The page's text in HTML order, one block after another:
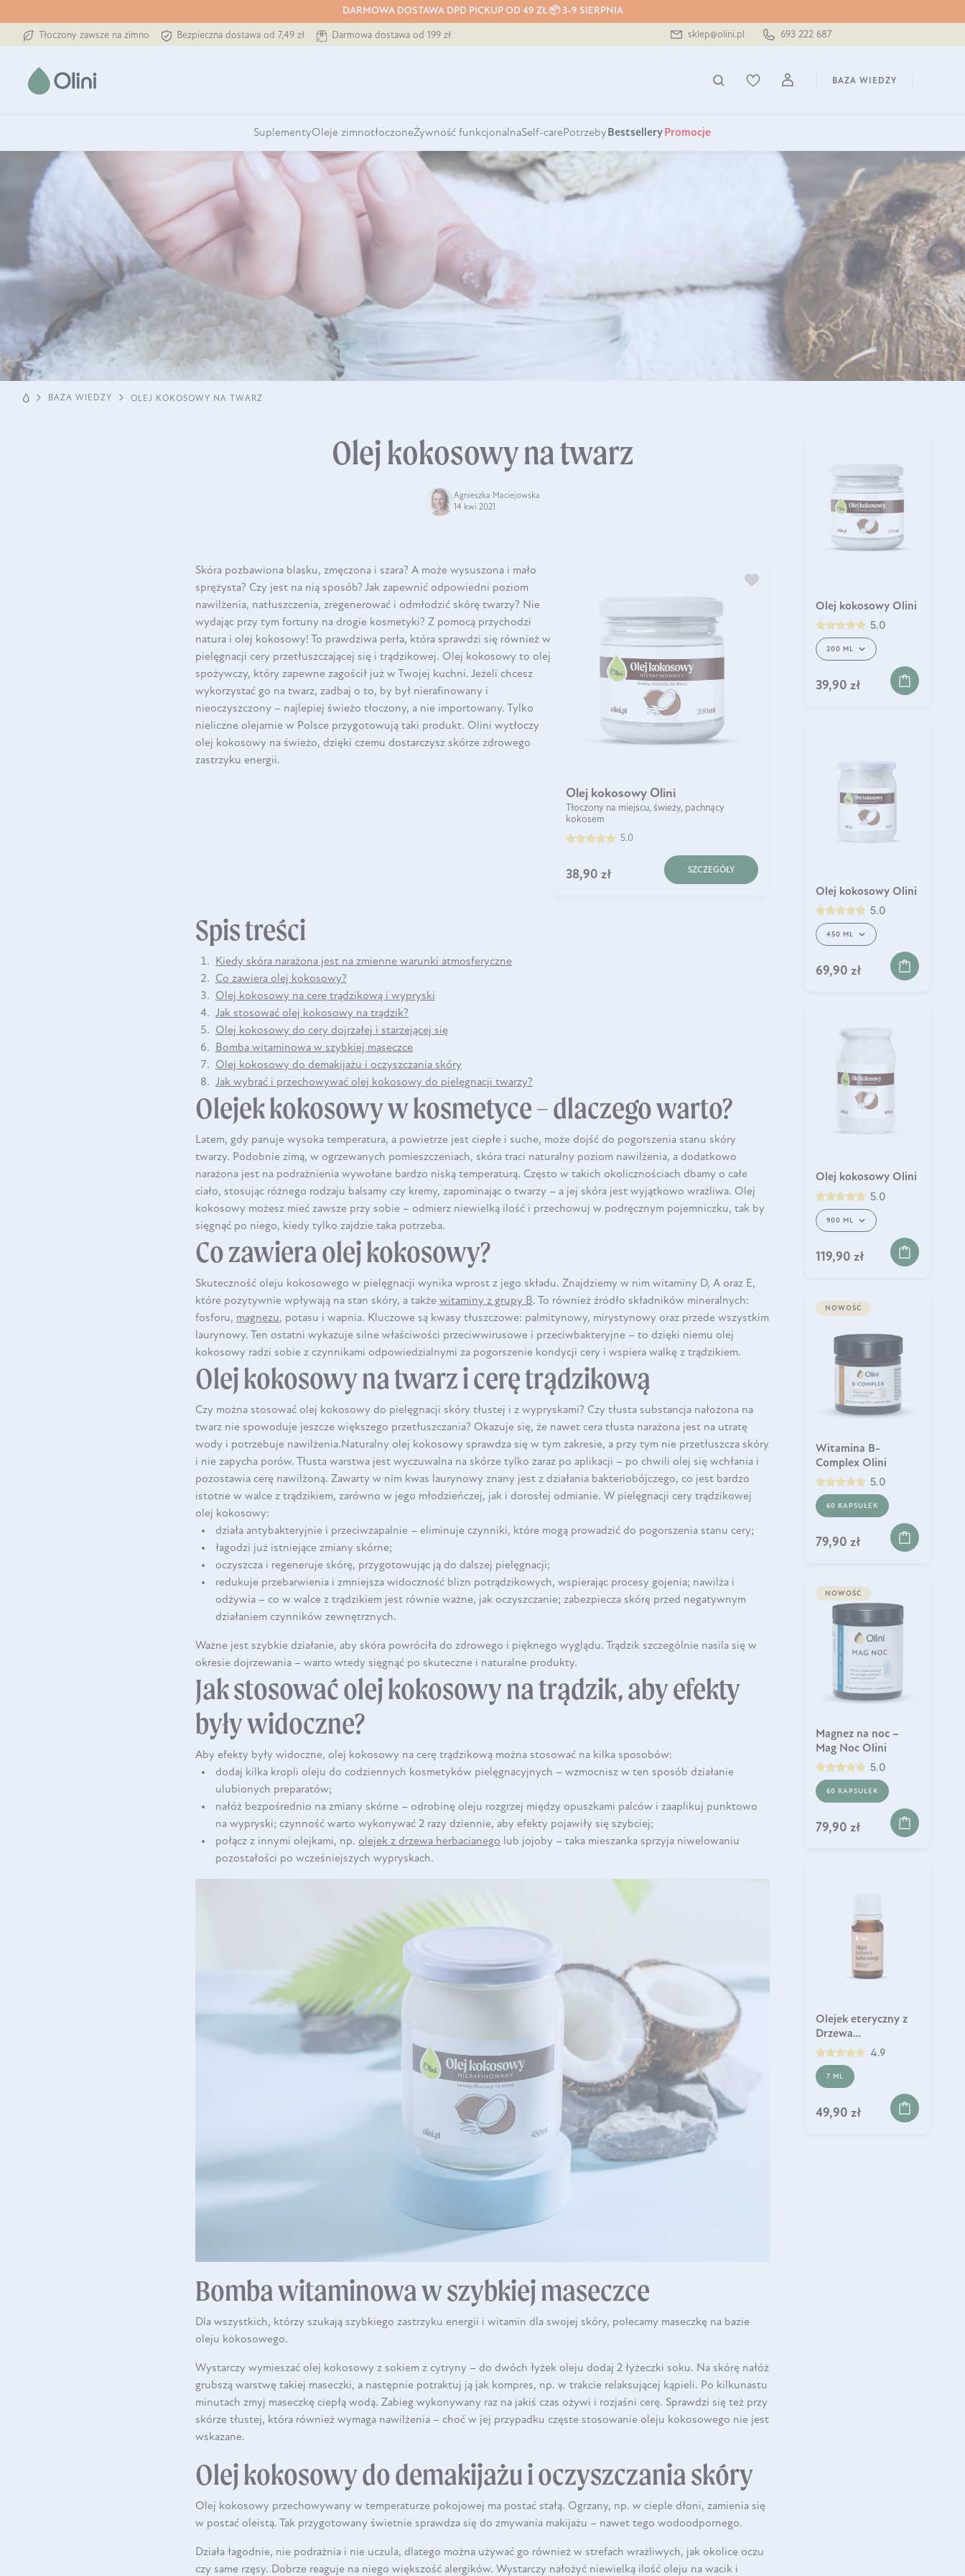
DARMOWA DOSTAWA DPD PICKUP OD 49 ZŁ 📦 3-9 SIERPNIA
Tłoczony zawsze na zimno Bezpieczna dostawa od 7,49 zł Darmowa dostawa od 199 zł sklep@olini.pl 693 222 687
BAZA WIEDZY
SuplementyOleje zimnotłoczoneŻywność funkcjonalnaSelf-carePotrzeby Bestsellery Promocje
BAZA WIEDZY OLEJ KOKOSOWY NA TWARZ
Olej kokosowy na twarz
Agnieszka Maciejowska
14 kwi 2021
Olej kokosowy Olini
5.0
200 ML
39,90 zł
Olej kokosowy Olini
5.0
450 ML
69,90 zł
Olej kokosowy Olini
5.0
900 ML
119,90 zł
NOWOŚĆ
Witamina B-
Complex Olini
5.0
60 KAPSUŁEK
79,90 zł
DO KOSZYKA
NOWOŚĆ
Magnez na noc –
Mag Noc Olini
5.0
60 KAPSUŁEK
79,90 zł
DO KOSZYKA
Olejek eteryczny z
Drzewa
Herbacianego Olini
4.9
7 ML
49,90 zł
DO KOSZYKA
Skóra pozbawiona blasku, zmęczona i szara? A może wysuszona i mało
sprężysta? Czy jest na nią sposób? Jak zapewnić odpowiedni poziom
nawilżenia, natłuszczenia, zregenerować i odmłodzić skórę twarzy? Nie
wydając przy tym fortuny na drogie kosmetyki? Z pomocą przychodzi
natura i olej kokosowy! To prawdziwa perła, która sprawdzi się również w
pielęgnacji cery przetłuszczającej się i trądzikowej. Olej kokosowy to olej
spożywczy, który zapewne zagościł już w Twojej kuchni. Jeżeli chcesz
wykorzystać go na twarz, zadbaj o to, by był nierafinowany i
nieoczyszczony – najlepiej świeżo tłoczony, a nie importowany. Tylko
nieliczne olejarnie w Polsce przygotowują taki produkt. Olini wytłoczy
olej kokosowy na świeżo, dzięki czemu dostarczysz skórze zdrowego
zastrzyku energii.
Olej kokosowy Olini
Tłoczony na miejscu, świeży, pachnący
kokosem
5.0
38,90 zł SZCZEGÓŁY
Spis treści
Kiedy skóra narażona jest na zmienne warunki atmosferyczne
Co zawiera olej kokosowy?
Olej kokosowy na cerę trądzikową i wypryski
Jak stosować olej kokosowy na trądzik?
Olej kokosowy do cery dojrzałej i starzejącej się
Bomba witaminowa w szybkiej maseczce
Olej kokosowy do demakijażu i oczyszczania skóry
Jak wybrać i przechowywać olej kokosowy do pielęgnacji twarzy?
Olejek kokosowy w kosmetyce – dlaczego warto?
Latem, gdy panuje wysoka temperatura, a powietrze jest ciepłe i suche, może dojść do pogorszenia stanu skóry
twarzy. Podobnie zimą, w ogrzewanych pomieszczeniach, skóra traci naturalny poziom nawilżenia, a dodatkowo
narażona jest na podrażnienia wywołane bardzo niską temperaturą. Często w takich okolicznościach dbamy o całe
ciało, stosując różnego rodzaju balsamy czy kremy, zapominając o twarzy – a jej skóra jest wyjątkowo wrażliwa. Olej
kokosowy możesz mieć zawsze przy sobie – odmierz niewielką ilość i przechowuj w podręcznym pojemniczku, tak by
sięgnąć po niego, kiedy tylko zajdzie taka potrzeba.
Co zawiera olej kokosowy?
Skuteczność oleju kokosowego w pielęgnacji wynika wprost z jego składu. Znajdziemy w nim witaminy D, A oraz E,
które pozytywnie wpływają na stan skóry, a także witaminy z grupy B. To również źródło składników mineralnych:
fosforu, magnezu, potasu i wapnia. Kluczowe są kwasy tłuszczowe: palmitynowy, mirystynowy oraz przede wszystkim
laurynowy. Ten ostatni wykazuje silne właściwości przeciwwirusowe i przeciwbakteryjne – to dzięki niemu olej
kokosowy radzi sobie z czynnikami odpowiedzialnymi za pogorszenie kondycji cery i wspiera walkę z trądzikiem.
Olej kokosowy na twarz i cerę trądzikową
Czy można stosować olej kokosowy do pielęgnacji skóry tłustej i z wypryskami? Czy tłusta substancja nałożona na
twarz nie spowoduje jeszcze większego przetłuszczania? Okazuje się, że nawet cera tłusta narażona jest na utratę
wody i potrzebuje nawilżenia.Naturalny olej kokosowy sprawdza się w tym zakresie, a przy tym nie przetłuszcza skóry
i nie zapycha porów. Tłusta warstwa jest wyczuwalna na skórze tylko zaraz po aplikacji – po chwili olej się wchłania i
pozostawia cerę nawilżoną. Zawarty w nim kwas laurynowy znany jest z działania bakteriobójczego, co jest bardzo
istotne w walce z trądzikiem, zarówno w jego młodzieńczej, jak i dorosłej odmianie. W pielęgnacji cery trądzikowej
olej kokosowy:
działa antybakteryjnie i przeciwzapalnie – eliminuje czynniki, które mogą prowadzić do pogorszenia stanu cery;
łagodzi już istniejące zmiany skórne;
oczyszcza i regeneruje skórę, przygotowując ją do dalszej pielęgnacji;
redukuje przebarwienia i zmniejsza widoczność blizn potrądzikowych, wspierając procesy gojenia; nawilża i
odżywia – co w walce z trądzikiem jest równie ważne, jak oczyszczanie; zabezpiecza skórę przed negatywnym
działaniem czynników zewnętrznych.
Ważne jest szybkie działanie, aby skóra powróciła do zdrowego i pięknego wyglądu. Trądzik szczególnie nasila się w
okresie dojrzewania – warto wtedy sięgnąć po skuteczne i naturalne produkty.
Jak stosować olej kokosowy na trądzik, aby efekty
były widoczne?
Aby efekty były widoczne, olej kokosowy na cerę trądzikową można stosować na kilka sposobów:
dodaj kilka kropli oleju do codziennych kosmetyków pielęgnacyjnych – wzmocnisz w ten sposób działanie
ulubionych preparatów;
nałóż bezpośrednio na zmiany skórne – odrobinę oleju rozgrzej między opuszkami palców i zaaplikuj punktowo
na wypryski; czynność warto wykonywać 2 razy dziennie, aby efekty pojawiły się szybciej;
połącz z innymi olejkami, np. olejek z drzewa herbacianego lub jojoby – taka mieszanka sprzyja niwelowaniu
pozostałości po wcześniejszych wypryskach.
Bomba witaminowa w szybkiej maseczce
Dla wszystkich, którzy szukają szybkiego zastrzyku energii i witamin dla swojej skóry, polecamy maseczkę na bazie
oleju kokosowego.
Wystarczy wymieszać olej kokosowy z sokiem z cytryny – do dwóch łyżek oleju dodaj 2 łyżeczki soku. Na skórę nałóż
grubszą warstwę takiej maseczki, a następnie potraktuj ją jak kompres, np. w trakcie relaksującej kąpieli. Po kilkunastu
minutach zmyj maseczkę ciepłą wodą. Zabieg wykonywany raz na jakiś czas ożywi i rozjaśni cerę. Sprawdzi się też przy
skórze tłustej, która również wymaga nawilżenia – choć w jej przypadku częste stosowanie oleju kokosowego nie jest
wskazane.
Olej kokosowy do demakijażu i oczyszczania skóry
Olej kokosowy przechowywany w temperaturze pokojowej ma postać stałą. Ogrzany, np. w cieple dłoni, zamienia się
w postać oleistą. Tak przygotowany świetnie sprawdza się do zmywania makijażu – nawet tego wodoodpornego.
Działa łagodnie, nie podrażnia i nie uczula, dlatego można używać go również w strefach wrażliwych, jak okolice oczu
czy same rzęsy. Dobrze reaguje na niego większość alergików. Wystarczy nałożyć niewielką ilość oleju na wacik i